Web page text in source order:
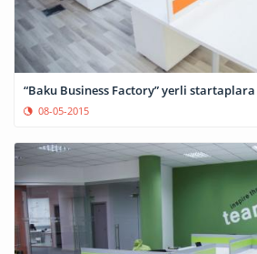
“Baku Business Factory” yerli
08-05-2015